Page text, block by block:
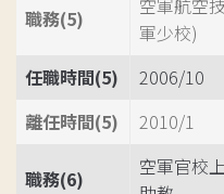
職務(5)
空軍航空
軍少校)
任職時間(5)
2006/10
離任時間(5)
2010/1
職務(6)
空軍官校